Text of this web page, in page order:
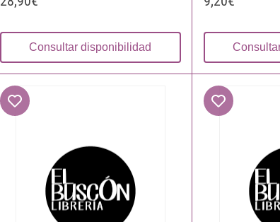
Consultar disponibilidad